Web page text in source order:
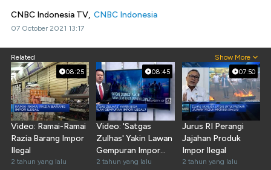
CNBC Indonesia TV, CNBC Indonesia
07 October 2021 13:17
Related Show More
08:25
Video: Ramai-Ramai
Razia Barang Impor
Ilegal
2 tahun yang lalu
08:45
Video: 'Satgas
Zulhas' Yakin Lawan
Gempuran Impor
Ilegal?
2 tahun yang lalu
07:50
Jurus RI Perangi
Jajahan Produk
Impor Ilegal
2 tahun yang lalu